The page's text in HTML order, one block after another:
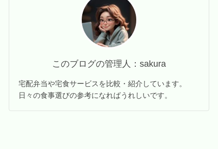
このブログの管理人：sakura
宅配弁当や宅食サービスを比較・紹介しています。
日々の食事選びの参考になればうれしいです。